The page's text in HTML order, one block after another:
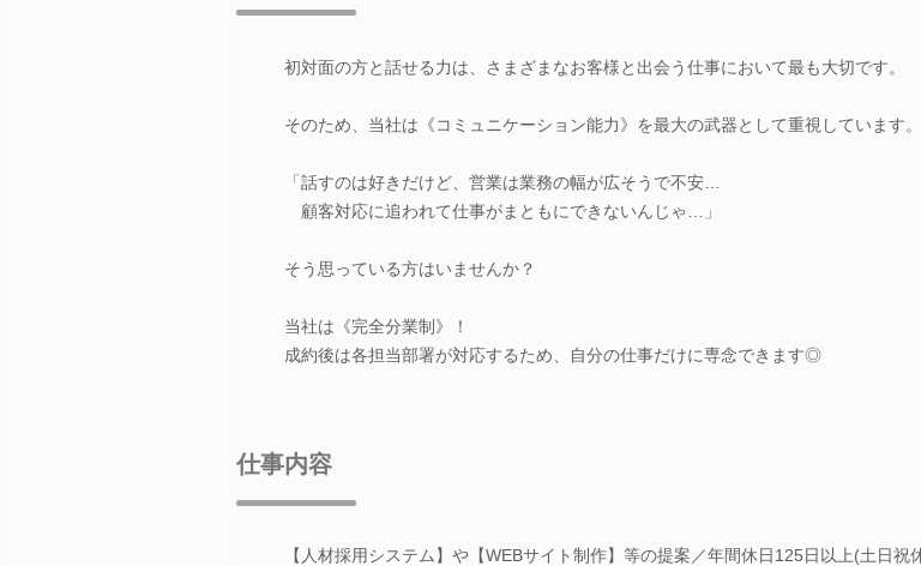
初対面の方と話せる力は、さまざまなお客様と出会う仕事において最も大切です。
そのため、当社は《コミュニケーション能力》を最大の武器として重視しています。
「話すのは好きだけど、営業は業務の幅が広そうで不安…
顧客対応に追われて仕事がまともにできないんじゃ…」
そう思っている方はいませんか？
当社は《完全分業制》！
成約後は各担当部署が対応するため、自分の仕事だけに専念できます◎
仕事内容
【人材採用システム】や【WEBサイト制作】等の提案／年間休日125日以上(土日祝